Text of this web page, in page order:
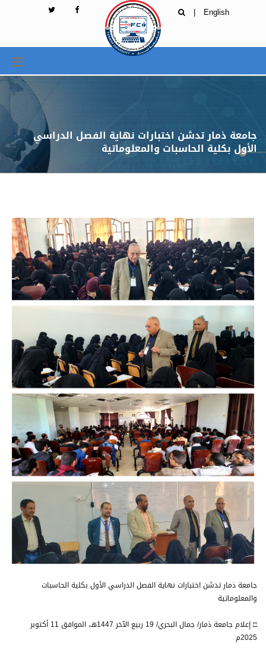
English
|
جامعة ذمار تدشن اختبارات نهاية الفصل الدراسي
الأول بكلية الحاسبات والمعلوماتية
جامعة ذمار تدشن اختبارات نهاية الفصل الدراسي الأول بكلية الحاسبات
والمعلوماتية
□ إعلام جامعة ذمار/ جمال البحري/ 19 ربيع الآخر 1447هـ، الموافق 11 أكتوبر
2025م